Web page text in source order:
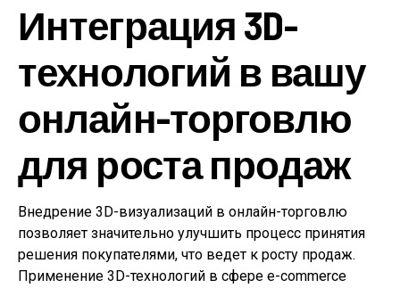
Интеграция 3D-
технологий в вашу
онлайн-торговлю
для роста продаж
Внедрение 3D-визуализаций в онлайн-торговлю
позволяет значительно улучшить процесс принятия
решения покупателями, что ведет к росту продаж.
Применение 3D-технологий в сфере e-commerce